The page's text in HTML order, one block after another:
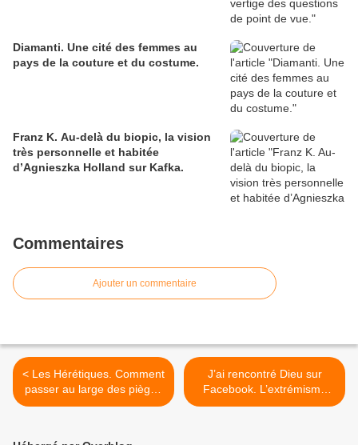
Diamanti. Une cité des femmes au
pays de la couture et du costume.
Franz K. Au-delà du biopic, la vision
très personnelle et habitée
d’Agnieszka Holland sur Kafka.
Commentaires
Ajouter un commentaire
< Les Hérétiques. Comment
passer au large des pièges
et dérives de la démocratie
J’ai rencontré Dieu sur
Facebook. L’extrémisme
religieux en habit de velours